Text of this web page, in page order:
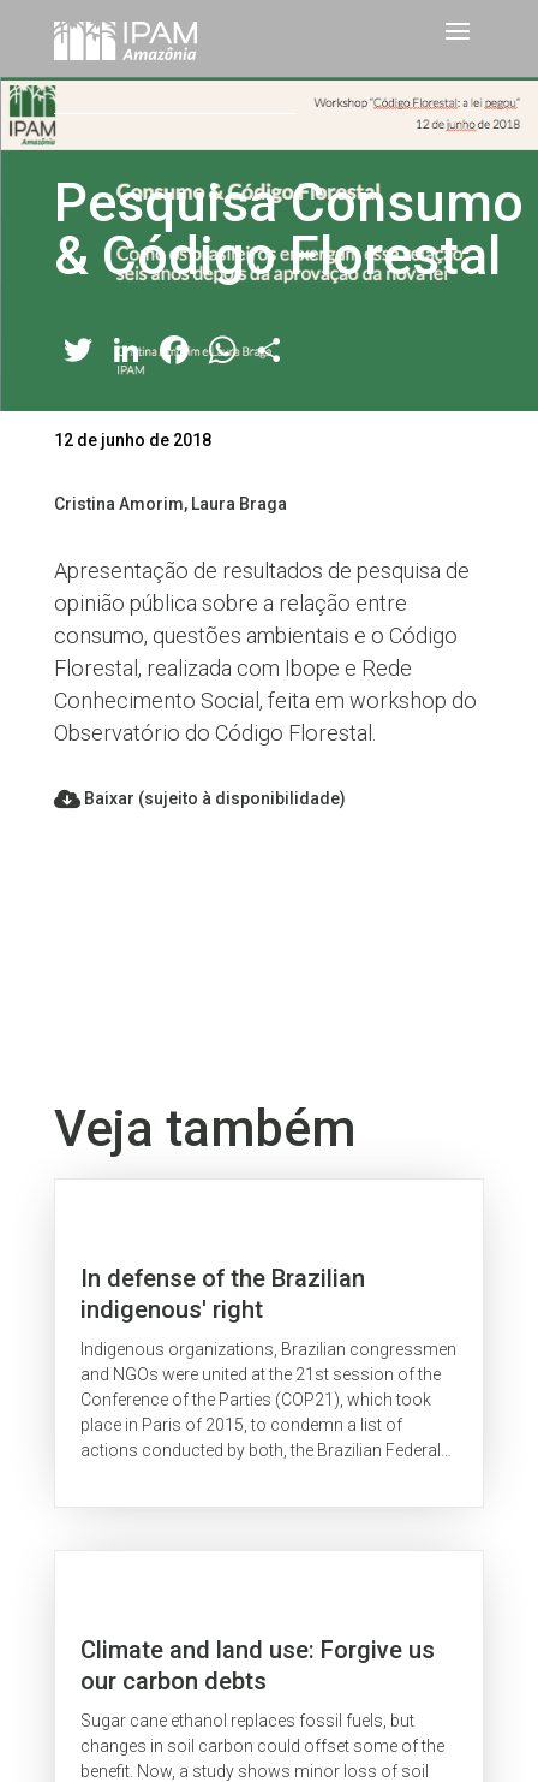
Pesquisa Consumo
& Código Florestal
Twitter
LinkedIn
Facebook
WhatsApp
12 de junho de 2018
Cristina Amorim, Laura Braga
Apresentação de resultados de pesquisa de
opinião pública sobre a relação entre
consumo, questões ambientais e o Código
Florestal, realizada com Ibope e Rede
Conhecimento Social, feita em workshop do
Observatório do Código Florestal.
Baixar (sujeito à disponibilidade)
Veja também
In defense of the Brazilian
indigenous' right
Indigenous organizations, Brazilian congressmen
and NGOs were united at the 21st session of the
Conference of the Parties (COP21), which took
place in Paris of 2015, to condemn a list of
actions conducted by both, the Brazilian Federal
Climate and land use: Forgive us
our carbon debts
Sugar cane ethanol replaces fossil fuels, but
changes in soil carbon could offset some of the
benefit. Now, a study shows minor loss of soil